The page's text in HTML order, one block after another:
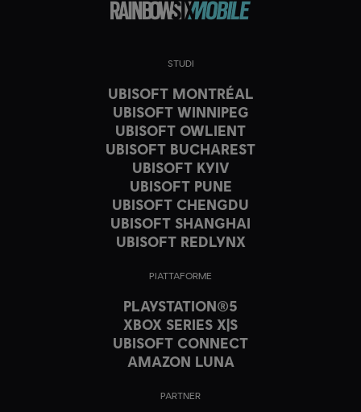
STUDI
UBISOFT MONTRÉAL
UBISOFT WINNIPEG
UBISOFT OWLIENT
UBISOFT BUCHAREST
UBISOFT KYIV
UBISOFT PUNE
UBISOFT CHENGDU
UBISOFT SHANGHAI
UBISOFT REDLYNX
PIATTAFORME
PLAYSTATION®5
XBOX SERIES X|S
UBISOFT CONNECT
AMAZON LUNA
PARTNER